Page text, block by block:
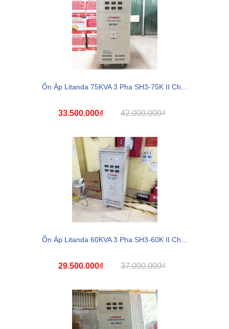
Ổn Áp Litanda 75KVA 3 Pha SH3-75K II Ch...
33.500.000₫ 42.000.000₫
Ổn Áp Litanda 60KVA 3 Pha SH3-60K II Ch...
29.500.000₫ 37.000.000₫